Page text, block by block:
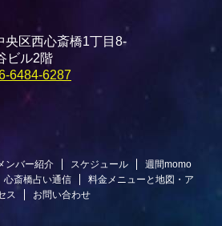
央区西心斎橋1丁目8-
ル2階
6484-6287
ンバー紹介 スケジュール
週間momo
心斎橋占い通信
料金メニューと地図・ア
ス
お問い合わせ